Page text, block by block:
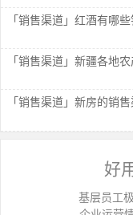
「销售渠道」红酒有哪些
「销售渠道」新疆各地
「销售渠道」新房的销
好
基层员工